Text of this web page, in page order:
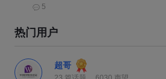
5
热门用户
超哥